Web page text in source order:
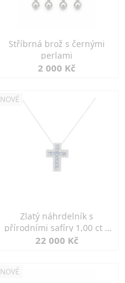
Stříbrná brož s černými
perlami
2 000 Kč
NOVÉ
Zlatý náhrdelník s
přírodními safíry 1,00 ct a
diamanty
22 000 Kč
NOVÉ